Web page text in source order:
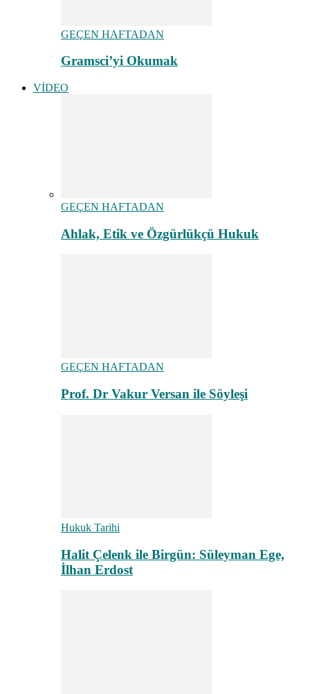
GEÇEN HAFTADAN
Gramsci’yi Okumak
VİDEO
GEÇEN HAFTADAN
Ahlak, Etik ve Özgürlükçü Hukuk
GEÇEN HAFTADAN
Prof. Dr Vakur Versan ile Söyleşi
Hukuk Tarihi
Halit Çelenk ile Birgün: Süleyman Ege,
İlhan Erdost